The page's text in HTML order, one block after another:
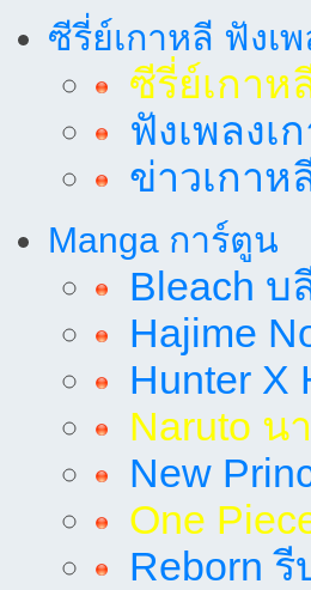
ซีรี่ย์เกาหลี ฟังเ
ซีรี่ย์เกาห
ฟังเพลงเ
ข่าวเกาห
Manga การ์ตูน
Bleach บ
Hajime
Hunter X
Naruto น
New
One
Reborn